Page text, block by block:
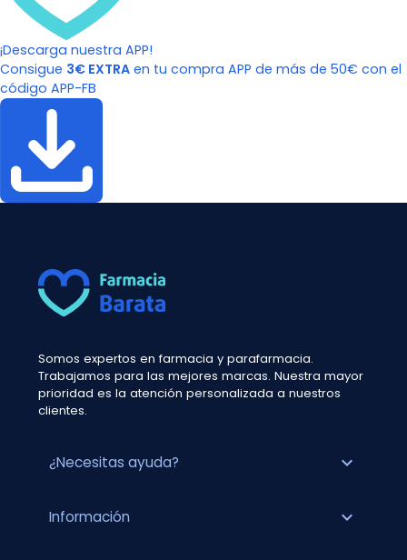
¡Descarga nuestra APP!
Consigue 3€ EXTRA en tu compra APP de más de 50€ con el
código APP-FB
Somos expertos en farmacia y parafarmacia.
Trabajamos para las mejores marcas. Nuestra mayor
prioridad es la atención personalizada a nuestros
clientes.
¿Necesitas ayuda? expand_more
Información expand_more